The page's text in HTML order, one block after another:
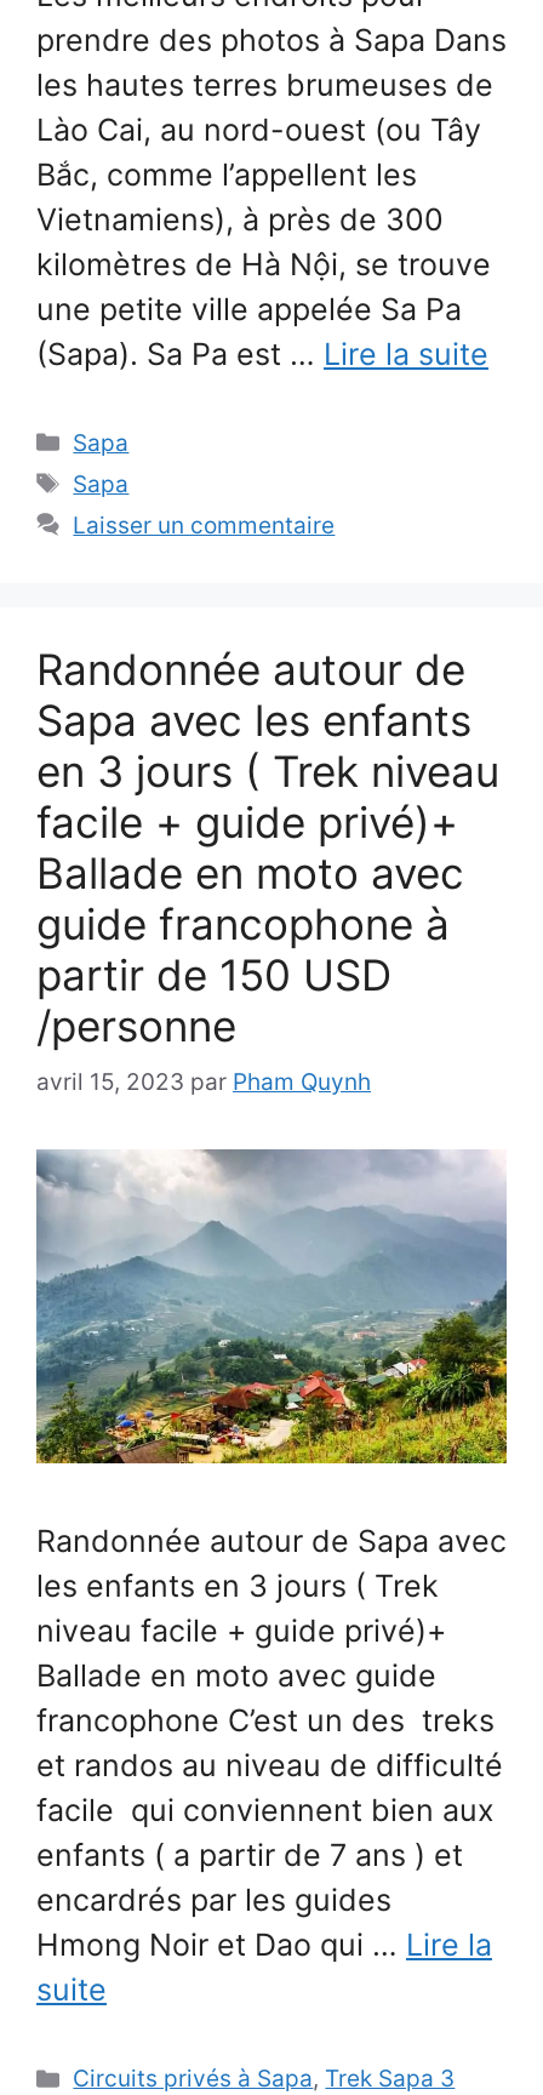
prendre des photos à Sapa Dans
les hautes terres brumeuses de
Lào Cai, au nord-ouest (ou Tây
Bắc, comme l’appellent les
Vietnamiens), à près de 300
kilomètres de Hà Nội, se trouve
une petite ville appelée Sa Pa
(Sapa). Sa Pa est … Lire la suite
Catégories
Sapa
Étiquettes
Sapa
Laisser un commentaire
Randonnée autour de
Sapa avec les enfants
en 3 jours ( Trek niveau
facile + guide privé)+
Ballade en moto avec
guide francophone à
partir de 150 USD
/personne
avril 15, 2023 par Pham Quynh
Randonnée autour de Sapa avec
les enfants en 3 jours ( Trek
niveau facile + guide privé)+
Ballade en moto avec guide
francophone C’est un des treks
et randos au niveau de difficulté
facile qui conviennent bien aux
enfants ( a partir de 7 ans ) et
encardrés par les guides
Hmong Noir et Dao qui … Lire la
suite
Catégories
Circuits privés à Sapa, Trek Sapa 3